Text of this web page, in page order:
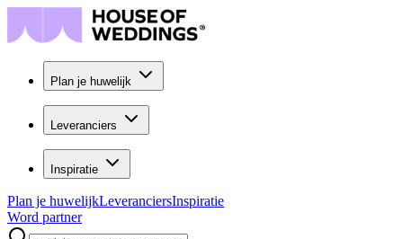
Plan je huwelijk
Leveranciers
Inspiratie
Plan je huwelijkLeveranciersInspiratie
Word partner
Zoek leveranciers, inspiratie...